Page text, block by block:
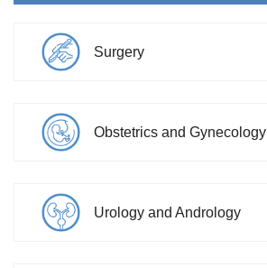
Surgery
Obstetrics and Gynecology
Urology and Andrology